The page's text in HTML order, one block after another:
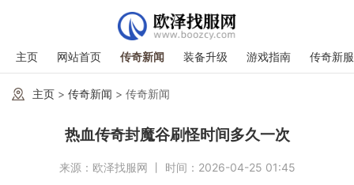
主页 网站首页 传奇新闻 装备升级 游戏指南 传奇新
主页 > 传奇新闻 > 传奇新闻
热血传奇封魔谷刷怪时间多久一次
来源：欧泽找服网 丨 时间：2026-04-25 01:45